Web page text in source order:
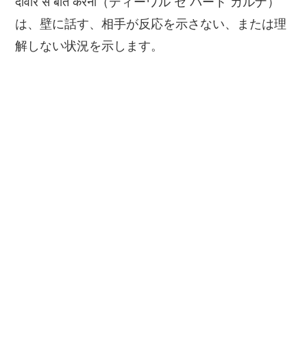
は、壁に話す、相手が反応を示さない、または理
解しない状況を示します。